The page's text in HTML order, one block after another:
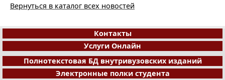
Вернуться в каталог всех новостей
Контакты
Услуги Онлайн
Полнотекстовая БД внутривузовских изданий
Электронные полки студента